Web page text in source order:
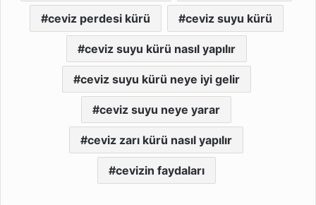
ceviz perdesi kürü ceviz suyu kürü
ceviz suyu kürü nasıl yapılır
ceviz suyu kürü neye iyi gelir
ceviz suyu neye yarar
ceviz zarı kürü nasıl yapılır
cevizin faydaları